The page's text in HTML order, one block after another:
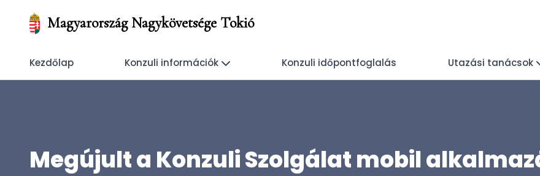
Magyarország Nagykövetsége Tokió
Kezdőlap Konzuli információk Konzuli időpontfoglalás Utazási tanácsok
Megújult a Konzuli Szolgálat mobil